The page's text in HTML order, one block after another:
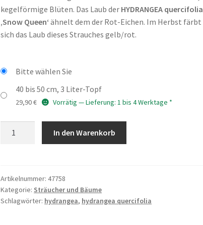
kegelförmige Blüten. Das Laub der HYDRANGEA quercifolia
‚Snow Queen‘ ähnelt dem der Rot-Eichen. Im Herbst färbt
sich das Laub dieses Strauches gelb/rot.
Bitte wählen Sie
40 bis 50 cm, 3 Liter-Topf
29,90€ Vorrätig — Lieferung: 1 bis 4 Werktage *
Menge
In den Warenkorb
Artikelnummer:47758
Kategorie: Sträucher und Bäume
Schlagwörter: hydrangea, hydrangea quercifolia